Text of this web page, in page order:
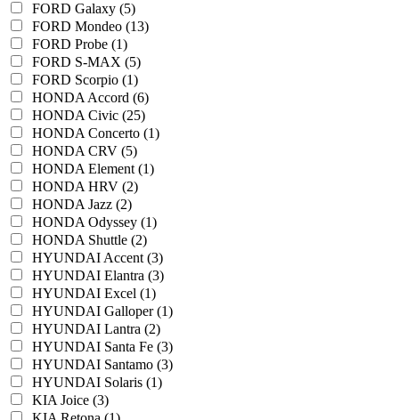
FORD Galaxy (5)
FORD Mondeo (13)
FORD Probe (1)
FORD S-MAX (5)
FORD Scorpio (1)
HONDA Accord (6)
HONDA Civic (25)
HONDA Concerto (1)
HONDA CRV (5)
HONDA Element (1)
HONDA HRV (2)
HONDA Jazz (2)
HONDA Odyssey (1)
HONDA Shuttle (2)
HYUNDAI Accent (3)
HYUNDAI Elantra (3)
HYUNDAI Excel (1)
HYUNDAI Galloper (1)
HYUNDAI Lantra (2)
HYUNDAI Santa Fe (3)
HYUNDAI Santamo (3)
HYUNDAI Solaris (1)
KIA Joice (3)